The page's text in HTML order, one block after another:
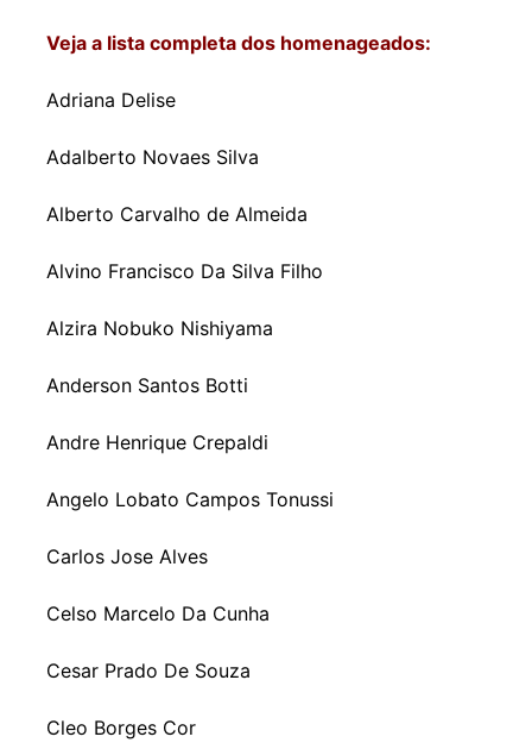
Veja a lista completa dos homenageados:
Adriana Delise
Adalberto Novaes Silva
Alberto Carvalho de Almeida
Alvino Francisco Da Silva Filho
Alzira Nobuko Nishiyama
Anderson Santos Botti
Andre Henrique Crepaldi
Angelo Lobato Campos Tonussi
Carlos Jose Alves
Celso Marcelo Da Cunha
Cesar Prado De Souza
Cleo Borges Cor